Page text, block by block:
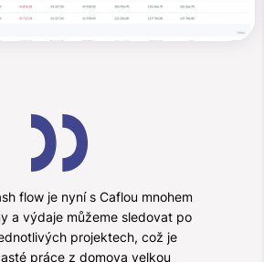
flow je nyní s Caflou mnohem
a výdaje můžeme sledovat po
projektech, což je
práce z domova velkou